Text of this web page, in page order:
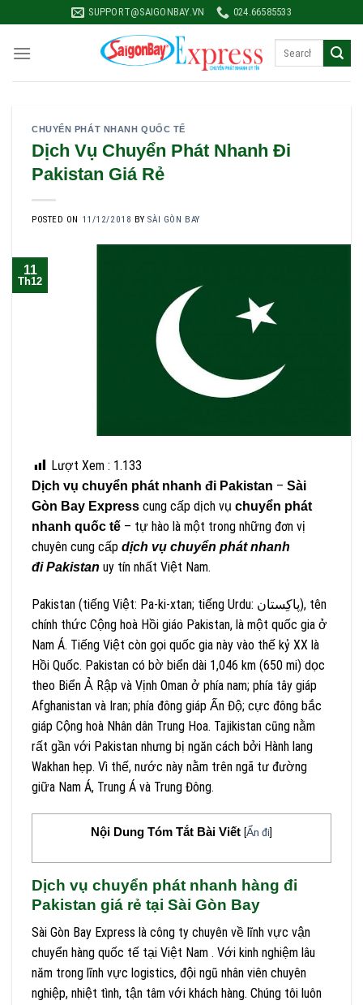
to
content
SUPPORT@SAIGONBAY.VN 024.66585533
CHUYỂN PHÁT NHANH QUỐC TẾ
Dịch Vụ Chuyển Phát Nhanh Đi
Pakistan Giá Rẻ
POSTED ON 11/12/2018 BYSÀI GÒN BAY
11
Th12
Lượt Xem : 1.133
Dịch vụ chuyển phát nhanh đi Pakistan – Sài
Gòn Bay Express cung cấp dịch vụ chuyển phát
nhanh quốc tế – tự hào là một trong những đơn vị
chuyên cung cấp dịch vụ chuyển phát nhanh
điPakistan uy tín nhất Việt Nam.
Pakistan (tiếng Việt: Pa-ki-xtan; tiếng Urdu: پاکِستان‎), tên
chính thức Cộng hoà Hồi giáo Pakistan, là một quốc gia ở
Nam Á. Tiếng Việt còn gọi quốc gia này vào thế kỷ XX là
Hồi Quốc. Pakistan có bờ biển dài 1,046 km (650 mi) dọc
theo Biển Ả Rập và Vịnh Oman ở phía nam; phía tây giáp
Afghanistan và Iran; phía đông giáp Ấn Độ; cực đông bắc
giáp Cộng hoà Nhân dân Trung Hoa. Tajikistan cũng nằm
rất gần với Pakistan nhưng bị ngăn cách bởi Hành lang
Wakhan hẹp. Vì thế, nước này nằm trên ngã tư đường
giữa Nam Á, Trung Á và Trung Đông.
Nội Dung Tóm Tắt Bài Viết [Ẩn đi]
Dịch vụ chuyển phát nhanh hàng đi
Pakistan giá rẻ tại Sài Gòn Bay
Sài Gòn Bay Express là công ty chuyên về lĩnh vực vận
chuyển hàng quốc tế tại Việt Nam . Với kinh nghiệm lâu
năm trong lĩnh vực logistics, đội ngũ nhân viên chuyên
nghiệp, nhiệt tình, tận tâm với khách hàng. Chúng tôi luôn